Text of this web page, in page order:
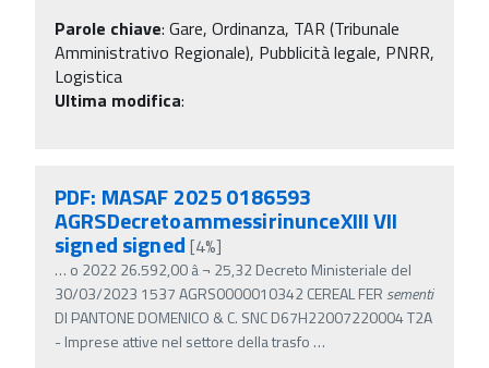
Parole chiave: Gare, Ordinanza, TAR (Tribunale
Amministrativo Regionale), Pubblicità legale, PNRR,
Logistica
Ultima modifica:
PDF: MASAF 2025 0186593
AGRSDecretoammessirinunceXIII VII
signed signed [4%]
… o 2022 26.592,00 â‚¬ 25,32 Decreto Ministeriale del
30/03/2023 1537 AGRS0000010342 CEREAL FER sementi
DI PANTONE DOMENICO & C. SNC D67H22007220004 T2A
- Imprese attive nel settore della trasfo …